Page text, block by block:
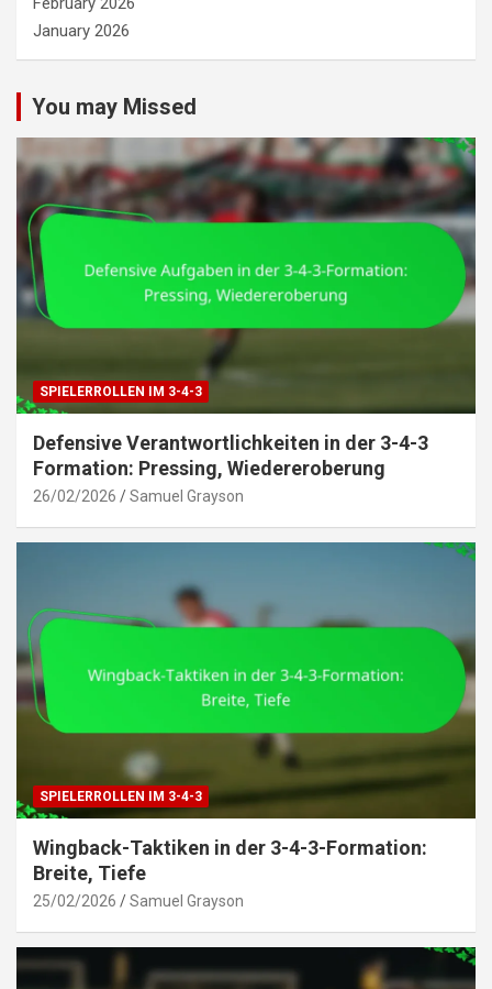
January 2026
You may Missed
SPIELERROLLEN IM 3-4-3
Defensive Verantwortlichkeiten in der 3-4-3
Formation: Pressing, Wiedereroberung
26/02/2026 Samuel Grayson
SPIELERROLLEN IM 3-4-3
Wingback-Taktiken in der 3-4-3-Formation:
Breite, Tiefe
25/02/2026 Samuel Grayson